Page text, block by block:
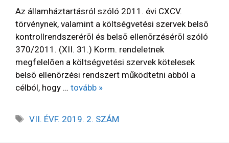
Az államháztartásról szóló 2011. évi CXCV.
törvénynek, valamint a költségvetési szervek belsõ
kontrollrendszerérõl és belsõ ellenõrzésérõl szóló
370/2011. (XII. 31.) Korm. rendeletnek
megfelelõen a költségvetési szervek kötelesek
belsõ ellenõrzési rendszert működtetni abból a
célból, hogy … tovább »
VII. ÉVF. 2019. 2. SZÁM